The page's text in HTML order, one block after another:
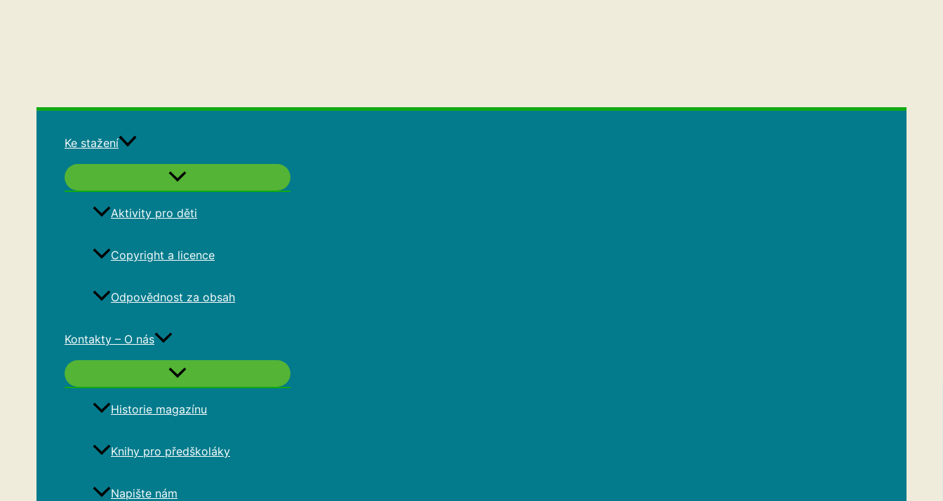
Ke stažení
Aktivity pro děti
Copyright a licence
Odpovědnost za obsah
Kontakty – O nás
Historie magazínu
Knihy pro předškoláky
Napište nám